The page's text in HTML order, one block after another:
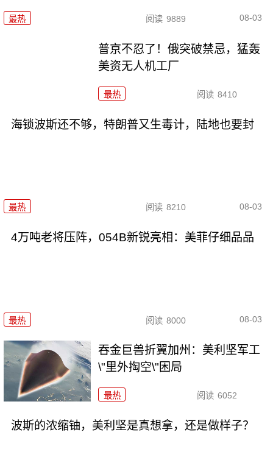
最热 阅读 9889 08-03
普京不忍了！俄突破禁忌，猛轰
美资无人机工厂
最热 阅读 8410
海锁波斯还不够，特朗普又生毒计，陆地也要封
最热 阅读 8210 08-03
4万吨老将压阵，054B新锐亮相：美菲仔细品品
最热 阅读 8000 08-03
吞金巨兽折翼加州：美利坚军工
\"里外掏空\"困局
最热 阅读 6052
波斯的浓缩铀，美利坚是真想拿，还是做样子？